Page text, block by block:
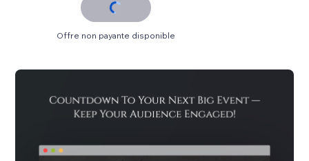
Offre non payante disponible